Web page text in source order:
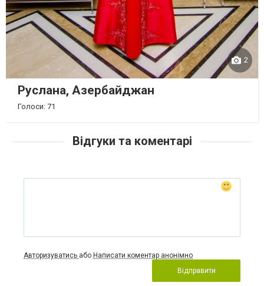
2
Руслана, Азербайджан
Голоси: 71
Відгуки та коментарі
Авторизуватись або Написати коментар анонімно
Відправити